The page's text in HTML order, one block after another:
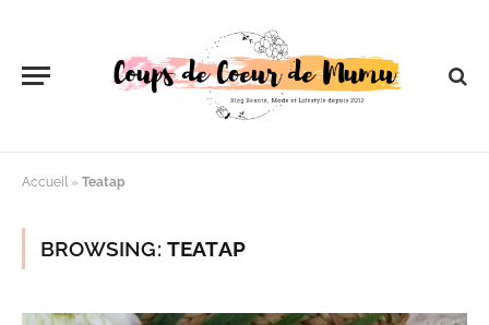
Accueil » Teatap
BROWSING: TEATAP